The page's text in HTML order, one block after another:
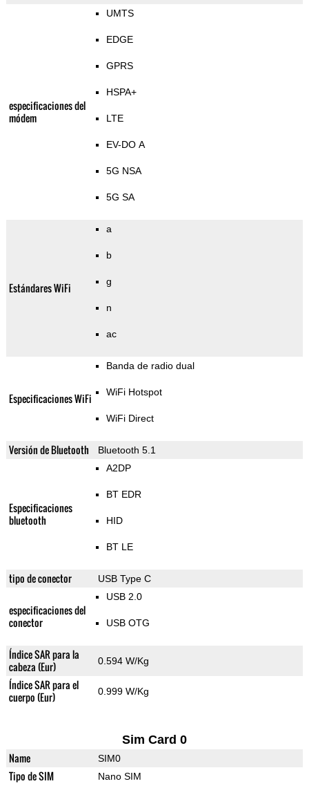
especificaciones del
módem
UMTS
EDGE
GPRS
HSPA+
LTE
EV-DO A
5G NSA
5G SA
Estándares WiFi
a
b
g
n
ac
Especificaciones WiFi
Banda de radio dual
WiFi Hotspot
WiFi Direct
Versión de Bluetooth Bluetooth 5.1
Especificaciones
bluetooth
A2DP
BT EDR
HID
BT LE
tipo de conector USB Type C
especificaciones del
conector
USB 2.0
USB OTG
Índice SAR para la
cabeza (Eur)
0.594 W/Kg
Índice SAR para el
cuerpo (Eur)
0.999 W/Kg
Sim Card 0
Name SIM0
Tipo de SIM Nano SIM